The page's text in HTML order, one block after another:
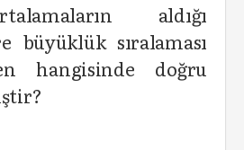
aldığı
büyüklük sıralaması
hangisinde doğru